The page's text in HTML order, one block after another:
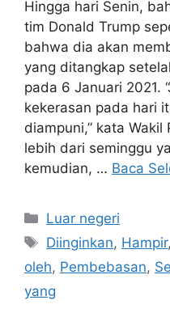
Hingga hari Senin,
tim Donald Trump
bahwa dia akan
yang ditangkap
pada 6 Januari 2021.
kekerasan pada hari
diampuni,” kata
lebih dari seminggu
kemudian, … Baca
Kategori
Luar negeri
Tag
Diinginkan, Hampir
oleh, Pembebasan,
yang